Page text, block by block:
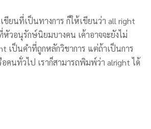
ขียนที่เป็นทางการ ก็ให้เขียนว่า all right
หัวอนุรักษ์นิยมบางคน เค้าอาจจะยังไม่
เป็นคำที่ถูกหลักวิชาการ แต่ถ้าเป็นการ
นทั่วไป เราก็สามารถพิมพ์ว่า alright ได้